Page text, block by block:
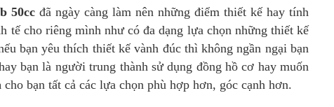
50cc đã ngày càng làm nên những điểm thiết kế hay tính
cho riêng mình như có đa dạng lựa chọn những thiết kế
bạn yêu thích thiết kế vành đúc thì không ngần ngại bạn
bạn là người trung thành sử dụng đồng hồ cơ hay muốn
cho bạn tất cả các lựa chọn phù hợp hơn, góc cạnh hơn.